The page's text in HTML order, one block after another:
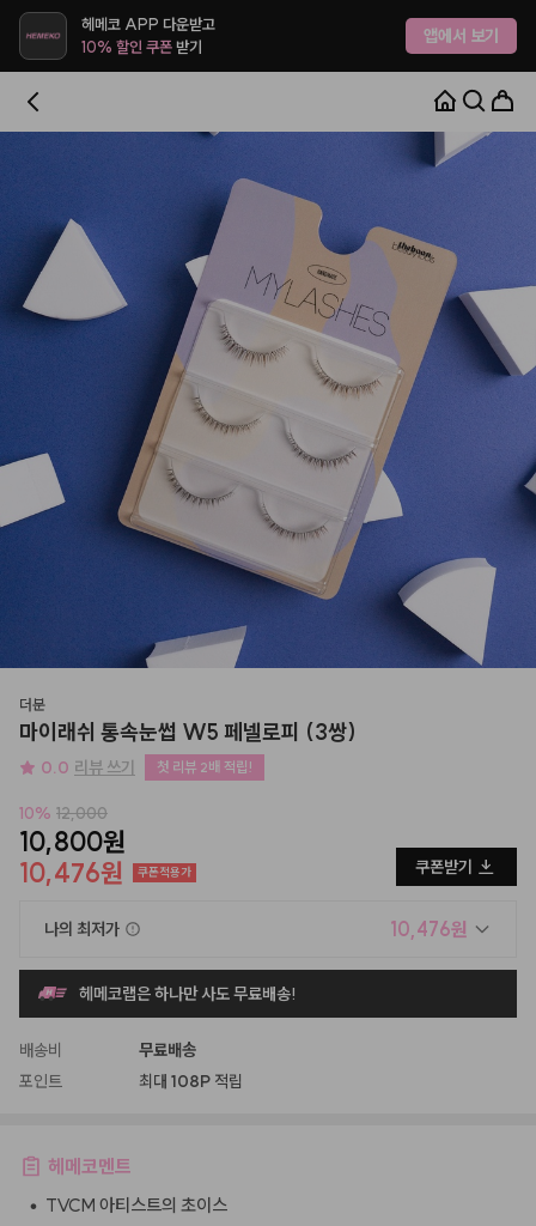
헤메코 APP 다운받고
10% 할인 쿠폰받기 앱에서 보기
더분
마이래쉬 통속눈썹 W5 페넬로피 (3쌍)
0.0 리뷰 쓰기 첫 리뷰 2배 적립!
10% 12,000
10,800원
10,476원
쿠폰적용가 쿠폰받기
나의 최저가 10,476원
헤메코랩은 하나만 사도 무료배송!
배송비
무료배송
포인트
최대 108P 적립
헤메코멘트
• TVCM 아티스트의 초이스